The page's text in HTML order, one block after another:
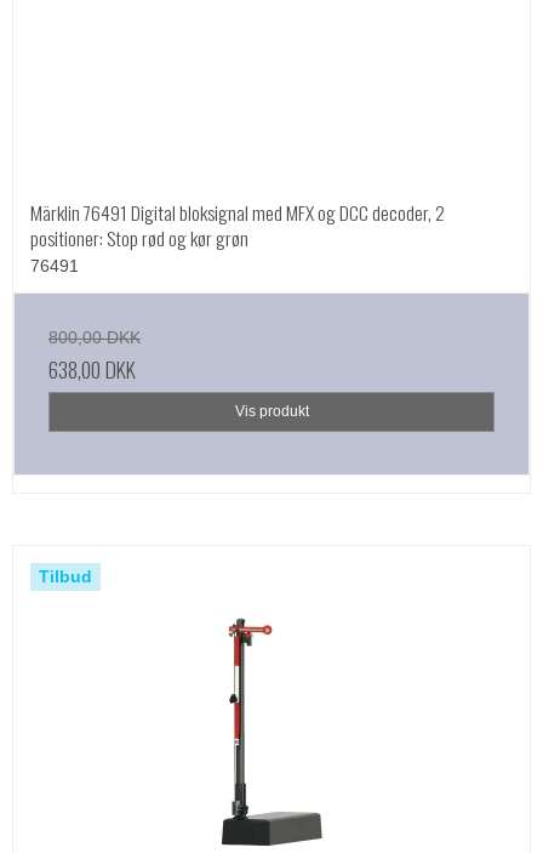
Märklin 76491 Digital bloksignal med MFX og DCC decoder, 2
positioner: Stop rød og kør grøn
76491
800,00 DKK
638,00 DKK
Vis produkt
Tilbud